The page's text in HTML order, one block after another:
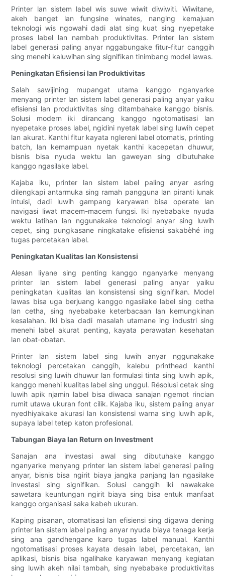
Printer lan sistem label wis suwe wiwit diwiwiti. Wiwitane,
akeh banget lan fungsine winates, nanging kemajuan
teknologi wis ngowahi dadi alat sing kuat sing nyepetake
proses label lan nambah produktivitas. Printer lan sistem
label generasi paling anyar nggabungake fitur-fitur canggih
sing menehi kaluwihan sing signifikan tinimbang model lawas.
Peningkatan Efisiensi lan Produktivitas
Salah sawijining mupangat utama kanggo nganyarke
menyang printer lan sistem label generasi paling anyar yaiku
efisiensi lan produktivitas sing ditambahake kanggo bisnis.
Solusi modern iki dirancang kanggo ngotomatisasi lan
nyepetake proses label, ngidini nyetak label sing luwih cepet
lan akurat. Kanthi fitur kayata nglereni label otomatis, printing
batch, lan kemampuan nyetak kanthi kacepetan dhuwur,
bisnis bisa nyuda wektu lan gaweyan sing dibutuhake
kanggo ngasilake label.
Kajaba iku, printer lan sistem label paling anyar asring
dilengkapi antarmuka sing ramah pangguna lan piranti lunak
intuisi, dadi luwih gampang karyawan bisa operate lan
navigasi liwat macem-macem fungsi. Iki nyebabake nyuda
wektu latihan lan nggunakake teknologi anyar sing luwih
cepet, sing pungkasane ningkatake efisiensi sakabèhé ing
tugas percetakan label.
Peningkatan Kualitas lan Konsistensi
Alesan liyane sing penting kanggo nganyarke menyang
printer lan sistem label generasi paling anyar yaiku
peningkatan kualitas lan konsistensi sing signifikan. Model
lawas bisa uga berjuang kanggo ngasilake label sing cetha
lan cetha, sing nyebabake keterbacaan lan kemungkinan
kesalahan. Iki bisa dadi masalah utamane ing industri sing
menehi label akurat penting, kayata perawatan kesehatan
lan obat-obatan.
Printer lan sistem label sing luwih anyar nggunakake
teknologi percetakan canggih, kalebu printhead kanthi
resolusi sing luwih dhuwur lan formulasi tinta sing luwih apik,
kanggo menehi kualitas label sing unggul. Résolusi cetak sing
luwih apik njamin label bisa diwaca sanajan ngemot rincian
rumit utawa ukuran font cilik. Kajaba iku, sistem paling anyar
nyedhiyakake akurasi lan konsistensi warna sing luwih apik,
supaya label tetep katon profesional.
Tabungan Biaya lan Return on Investment
Sanajan ana investasi awal sing dibutuhake kanggo
nganyarke menyang printer lan sistem label generasi paling
anyar, bisnis bisa ngirit biaya jangka panjang lan ngasilake
investasi sing signifikan. Solusi canggih iki nawakake
sawetara keuntungan ngirit biaya sing bisa entuk manfaat
kanggo organisasi saka kabeh ukuran.
Kaping pisanan, otomatisasi lan efisiensi sing digawa dening
printer lan sistem label paling anyar nyuda biaya tenaga kerja
sing ana gandhengane karo tugas label manual. Kanthi
ngotomatisasi proses kayata desain label, percetakan, lan
aplikasi, bisnis bisa ngalihake karyawan menyang kegiatan
sing luwih akeh nilai tambah, sing nyebabake produktivitas